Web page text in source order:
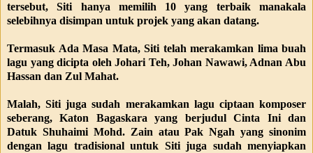
tersebut, Siti hanya memilih 10 yang terbaik manakala
selebihnya disimpan untuk projek yang akan datang.
Termasuk Ada Masa Mata, Siti telah merakamkan lima buah
lagu yang dicipta oleh Johari Teh, Johan Nawawi, Adnan Abu
Hassan dan Zul Mahat.
Malah, Siti juga sudah merakamkan lagu ciptaan komposer
seberang, Katon Bagaskara yang berjudul Cinta Ini dan
Datuk Shuhaimi Mohd. Zain atau Pak Ngah yang sinonim
dengan lagu tradisional untuk Siti juga sudah menyiapkan